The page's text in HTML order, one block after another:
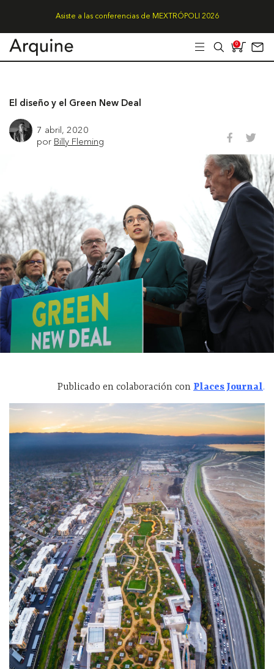
Asiste a las conferencias de MEXTRÓPOLI 2026
0
El diseño y el Green New Deal
7 abril, 2020
por Billy Fleming
Publicado en colaboración con Places Journal.